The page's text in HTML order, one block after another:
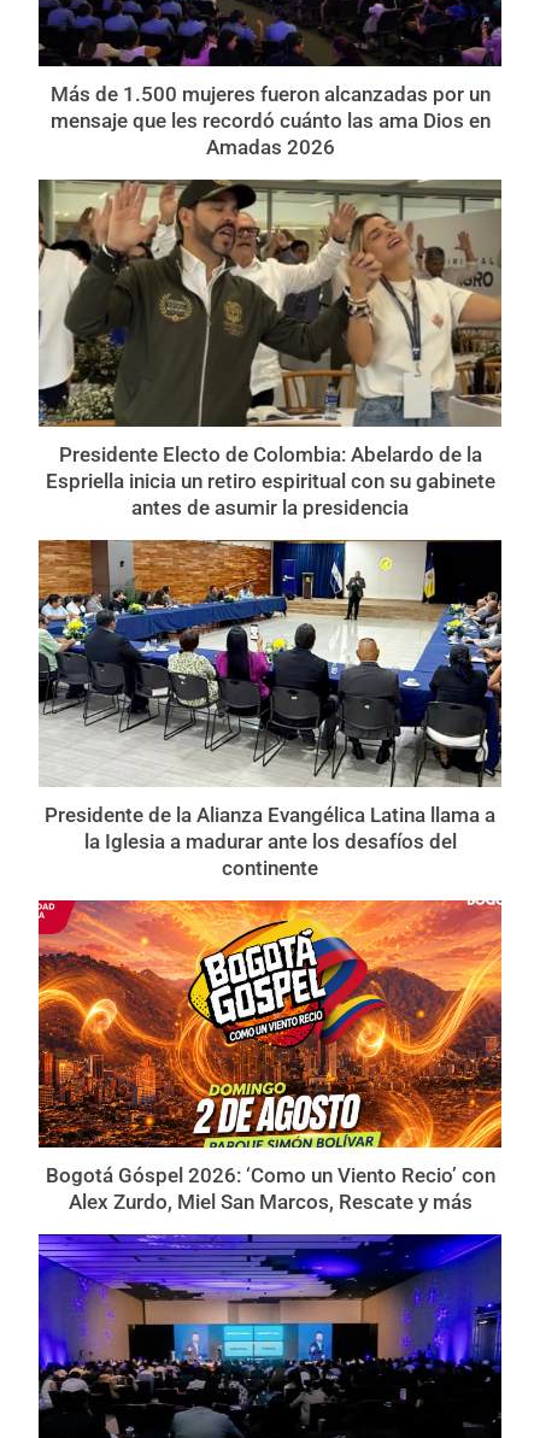
Más de 1.500 mujeres fueron alcanzadas por un
mensaje que les recordó cuánto las ama Dios en
Amadas 2026
Presidente Electo de Colombia: Abelardo de la
Espriella inicia un retiro espiritual con su gabinete
antes de asumir la presidencia
Presidente de la Alianza Evangélica Latina llama a
la Iglesia a madurar ante los desafíos del
continente
Bogotá Góspel 2026: ‘Como un Viento Recio’ con
Alex Zurdo, Miel San Marcos, Rescate y más